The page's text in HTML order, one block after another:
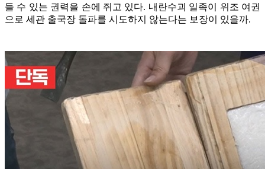
들 수 있는 권력을 손에 쥐고 있다. 내란수괴 일족이 위조 여권
으로 세관 출국장 돌파를 시도하지 않는다는 보장이 있을까.